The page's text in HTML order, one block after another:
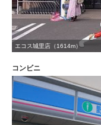
エコス城里店（1614m）
コンビニ